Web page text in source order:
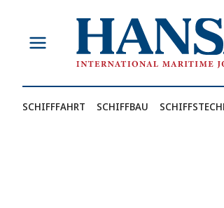
springen
SCHIFFFAHRT SCHIFFBAU